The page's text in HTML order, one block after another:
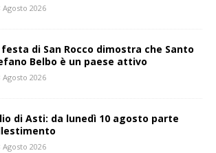
Agosto 2026
festa di San Rocco dimostra che Santo
Belbo è un paese attivo
Agosto 2026
di Asti: da lunedì 10 agosto parte
Agosto 2026